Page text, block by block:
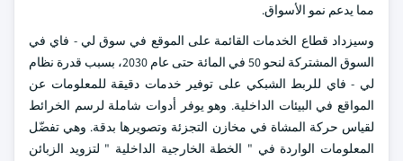
مما يدعم نمو الأسواق.
وسيزداد قطاع الخدمات القائمة على الموقع في سوق لي - فاي في
السوق المشتركة لنحو 50 في المائة حتى عام 2030، بسبب قدرة نظام
لي - فاي للربط الشبكي على توفير خدمات دقيقة للمعلومات عن
المواقع في البيئات الداخلية. وهو يوفر أدوات شاملة لرسم الخرائط
لقياس حركة المشاة في مخازن التجزئة وتصويرها بدقة. وهي تفضّل
المعلومات الواردة في " الخطة الخارجية الداخلية " لتزويد الزبائن